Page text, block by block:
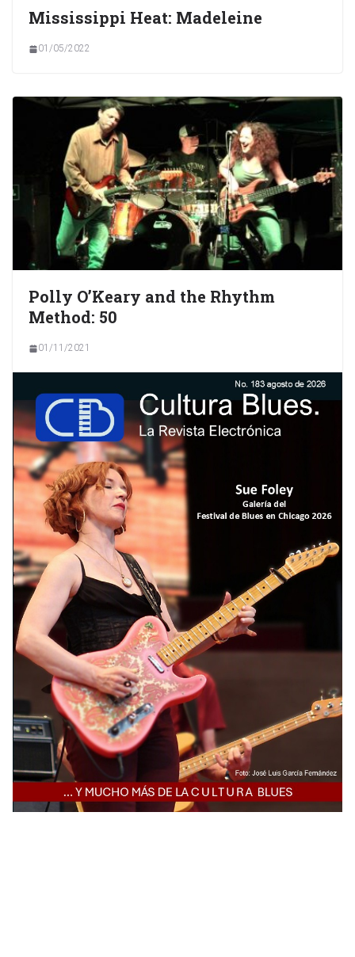
Mississippi Heat: Madeleine
01/05/2022
Polly O’Keary and the Rhythm
Method: 50
01/11/2021